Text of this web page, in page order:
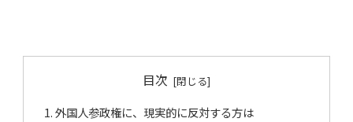
目次
外国人参政権に、現実的に反対する方は